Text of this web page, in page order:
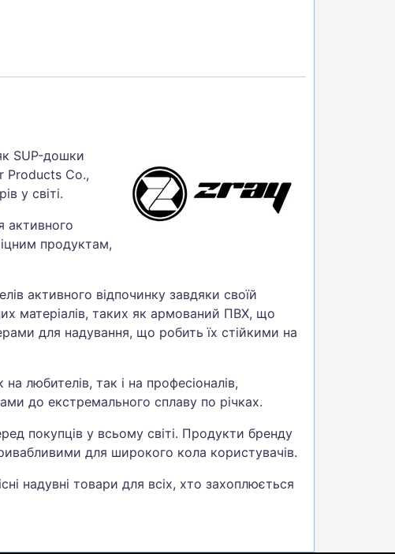
SUP-дошки
Products Co.,
у світі.
активного
продуктам,
активного відпочинку завдяки своїй
матеріалів, таких як армований ПВХ, що
для надування, що робить їх стійкими на
любителів, так і на професіоналів,
до екстремального сплаву по річках.
покупців у всьому світі. Продукти бренду
для широкого кола користувачів.
надувні товари для всіх, хто захоплюється